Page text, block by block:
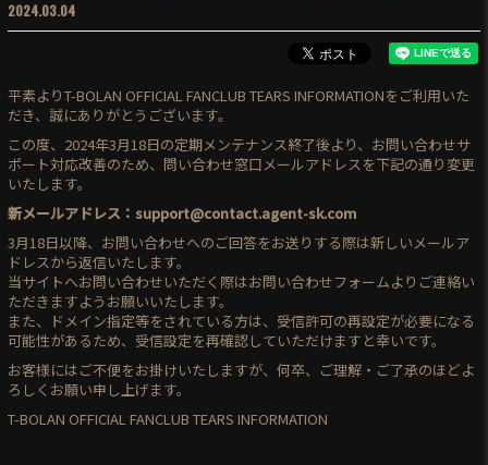
2024.03.04
平素よりT-BOLAN OFFICIAL FANCLUB TEARS INFORMATIONをご利用いた
だき、誠にありがとうございます。
この度、2024年3月18日の定期メンテナンス終了後より、お問い合わせサ
ポート対応改善のため、問い合わせ窓口メールアドレスを下記の通り変更
いたします。
新メールアドレス：support@contact.agent-sk.com
3月18日以降、お問い合わせへのご回答をお送りする際は新しいメールア
ドレスから返信いたします。
当サイトへお問い合わせいただく際はお問い合わせフォームよりご連絡い
ただきますようお願いいたします。
また、ドメイン指定等をされている方は、受信許可の再設定が必要になる
可能性があるため、受信設定を再確認していただけますと幸いです。
お客様にはご不便をお掛けいたしますが、何卒、ご理解・ご了承のほどよ
ろしくお願い申し上げます。
T-BOLAN OFFICIAL FANCLUB TEARS INFORMATION